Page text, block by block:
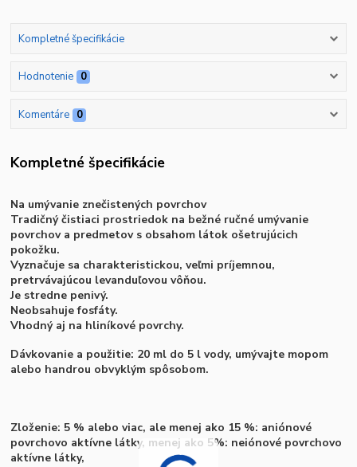
Kompletné špecifikácie
Hodnotenie 0
Komentáre 0
Kompletné špecifikácie
Na umývanie znečistených povrchov
Tradičný čistiaci prostriedok na bežné ručné umývanie
povrchov a predmetov s obsahom látok ošetrujúcich
pokožku.
Vyznačuje sa charakteristickou, veľmi príjemnou,
pretrvávajúcou levanduľovou vôňou.
Je stredne penivý.
Neobsahuje fosfáty.
Vhodný aj na hliníkové povrchy.
Dávkovanie a použitie: 20 ml do 5 l vody, umývajte mopom
alebo handrou obvyklým spôsobom.
Zloženie: 5 % alebo viac, ale menej ako 15 %: aniónové
povrchovo aktívne látky, menej ako 5%: neiónové povrchovo
aktívne látky,